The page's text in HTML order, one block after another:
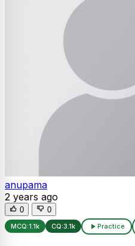
anupama
2 years ago
0 0
MCQ:1.1k CQ:3.1k Practice